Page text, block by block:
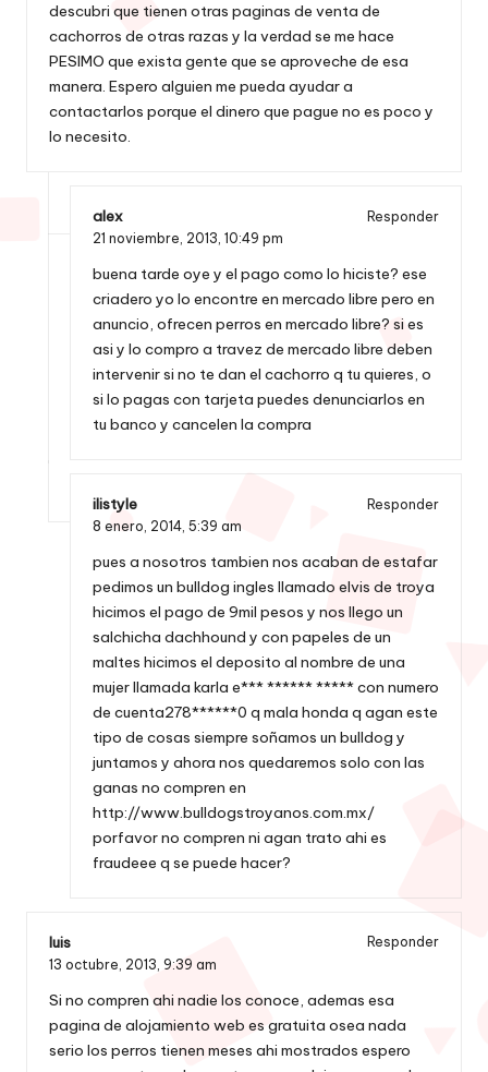
descubri que tienen otras paginas de venta de
cachorros de otras razas y la verdad se me hace
PESIMO que exista gente que se aproveche de esa
manera. Espero alguien me pueda ayudar a
contactarlos porque el dinero que pague no es poco y
lo necesito.
alex
Responder
21 noviembre, 2013, 10:49 pm
buena tarde oye y el pago como lo hiciste? ese
criadero yo lo encontre en mercado libre pero en
anuncio, ofrecen perros en mercado libre? si es
asi y lo compro a travez de mercado libre deben
intervenir si no te dan el cachorro q tu quieres, o
si lo pagas con tarjeta puedes denunciarlos en
tu banco y cancelen la compra
ilistyle
Responder
8 enero, 2014, 5:39 am
pues a nosotros tambien nos acaban de estafar
pedimos un bulldog ingles llamado elvis de troya
hicimos el pago de 9mil pesos y nos llego un
salchicha dachhound y con papeles de un
maltes hicimos el deposito al nombre de una
mujer llamada karla e*** ****** ***** con numero
de cuenta278******0 q mala honda q agan este
tipo de cosas siempre soñamos un bulldog y
juntamos y ahora nos quedaremos solo con las
ganas no compren en
http://www.bulldogstroyanos.com.mx/
porfavor no compren ni agan trato ahi es
fraudeee q se puede hacer?
luis
Responder
13 octubre, 2013, 9:39 am
Si no compren ahi nadie los conoce, ademas esa
pagina de alojamiento web es gratuita osea nada
serio los perros tienen meses ahi mostrados espero